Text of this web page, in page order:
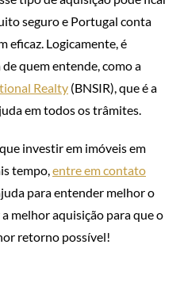
seguro e Portugal conta
eficaz. Logicamente, é
quem entende, como a
Realty (BNSIR), que é a
em todos os trâmites.
investir em imóveis em
tempo, entre em contato
para entender melhor o
melhor aquisição para que o
retorno possível!